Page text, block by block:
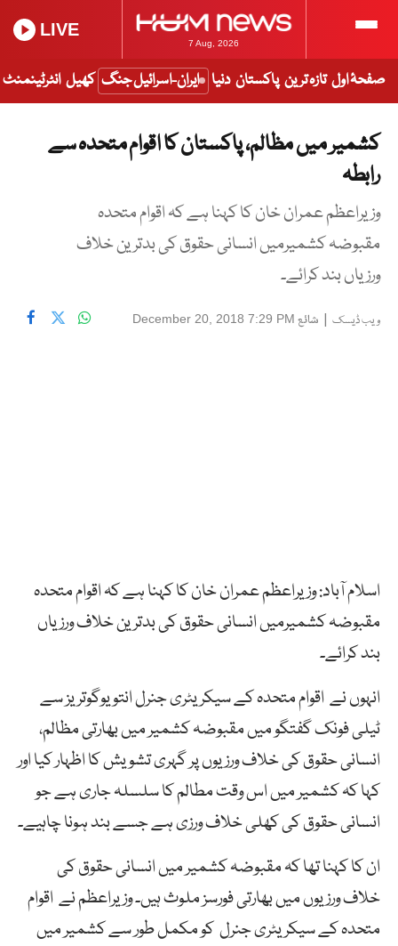
7 Aug, 2026
LIVE
صفحۂ اول تازہ ترین پاکستان دنیا ایران-اسرائیل جنگ کھیل انٹرٹینمنٹ
کشمیر میں مظالم، پاکستان کا اقوام متحدہ سے
رابطہ
وزیراعظم عمران خان کا کہنا ہے کہ اقوام متحدہ
مقبوضہ کشمیرمیں انسانی حقوق کی بدترین خلاف
ورزیاں بند کرائے۔
ویب ڈیسک | شائع December 20, 2018 7:29 PM
اسلام آباد: وزیراعظم عمران خان کا کہنا ہے کہ اقوام متحدہ
مقبوضہ کشمیرمیں انسانی حقوق کی بدترین خلاف ورزیاں
بند کرائے۔
انہوں نے اقوام متحدہ کے سیکریٹری جنرل انتویوگوتریز سے
ٹیلی فونک گفتگو میں مقبوضہ کشمیر میں بھارتی مظالم،
انسانی حقوق کی خلاف ورزیوں پر گہری تشویش کا اظہار کیا اور
کہا کہ کشمیر میں اس وقت مطالم کا سلسلہ جاری ہے جو
انسانی حقوق کی کھلی خلاف ورزی ہے جسے بند ہونا چاہیے۔
ان کا کہنا تھا کہ مقبوضہ کشمیر میں انسانی حقوق کی
خلاف ورزیوں میں بھارتی فورسز ملوث ہیں۔ وزیراعظم نے اقوام
متحدہ کے سیکریٹری جنرل کو مکمل طور سے کشمیر میں